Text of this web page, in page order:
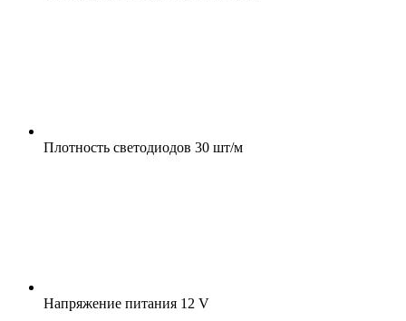
Плотность светодиодов 30 шт/м
Напряжение питания 12 V